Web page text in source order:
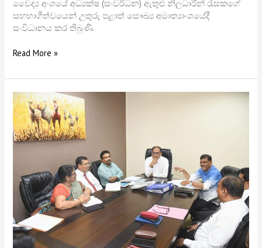
වෛද්‍ය අංශයේ අධ්‍යක්ෂ (සංවර්ධන) ඇතුළු නිලධාරීන් රැසකගේ
සහභාගීත්වයෙන් උතුරු පළාත් සෞඛ්‍ය අමාත්‍යාංශයේදී
සංවිධානය කර තිබුණි.
Read More »
ඔසු
වගාවට
දිරි
දෙන,
ආර්ථිකය
ධරණී”
ඔසු
ගොවි
ගම්මාන…